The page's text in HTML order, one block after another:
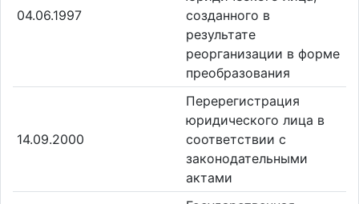
04.06.1997
созданного в
результате
реорганизации в форме
преобразования
14.09.2000
Перерегистрация
юридического лица в
соответствии с
законодательными
актами